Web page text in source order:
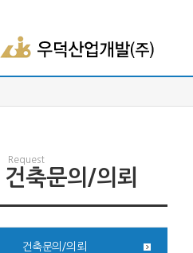
Request
건축문의/의뢰
건축문의/의뢰